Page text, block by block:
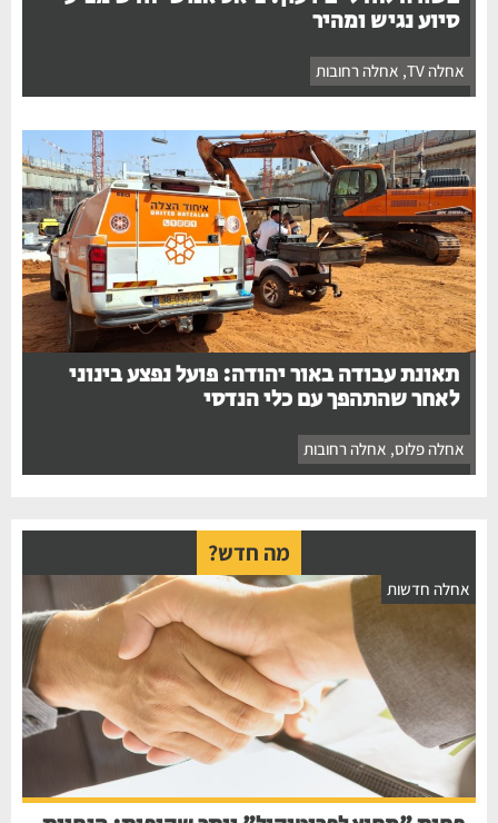
סיוע נגיש ומהיר
אחלה TV , אחלה רחובות
תאונת עבודה באור יהודה: פועל נפצע בינוני
לאחר שהתהפך עם כלי הנדסי
אחלה פלוס, אחלה רחובות
מה חדש?
אחלה חדשות